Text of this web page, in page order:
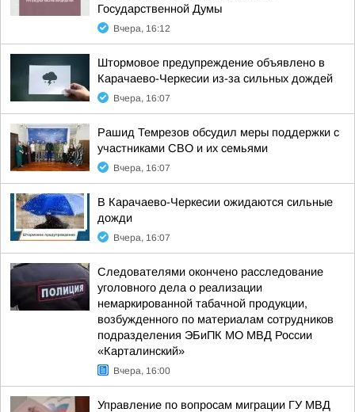
Государственной Думы
Вчера, 16:12
Штормовое предупреждение объявлено в
Карачаево-Черкесии из-за сильных дождей
Вчера, 16:07
Рашид Темрезов обсудил меры поддержки с
участниками СВО и их семьями
Вчера, 16:07
В Карачаево-Черкесии ожидаются сильные
дожди
Вчера, 16:07
Следователями окончено расследование
уголовного дела о реализации
немаркированной табачной продукции,
возбужденного по материалам сотрудников
подразделения ЭБиПК МО МВД России
«Карталинский»
Вчера, 16:00
Управление по вопросам миграции ГУ МВД